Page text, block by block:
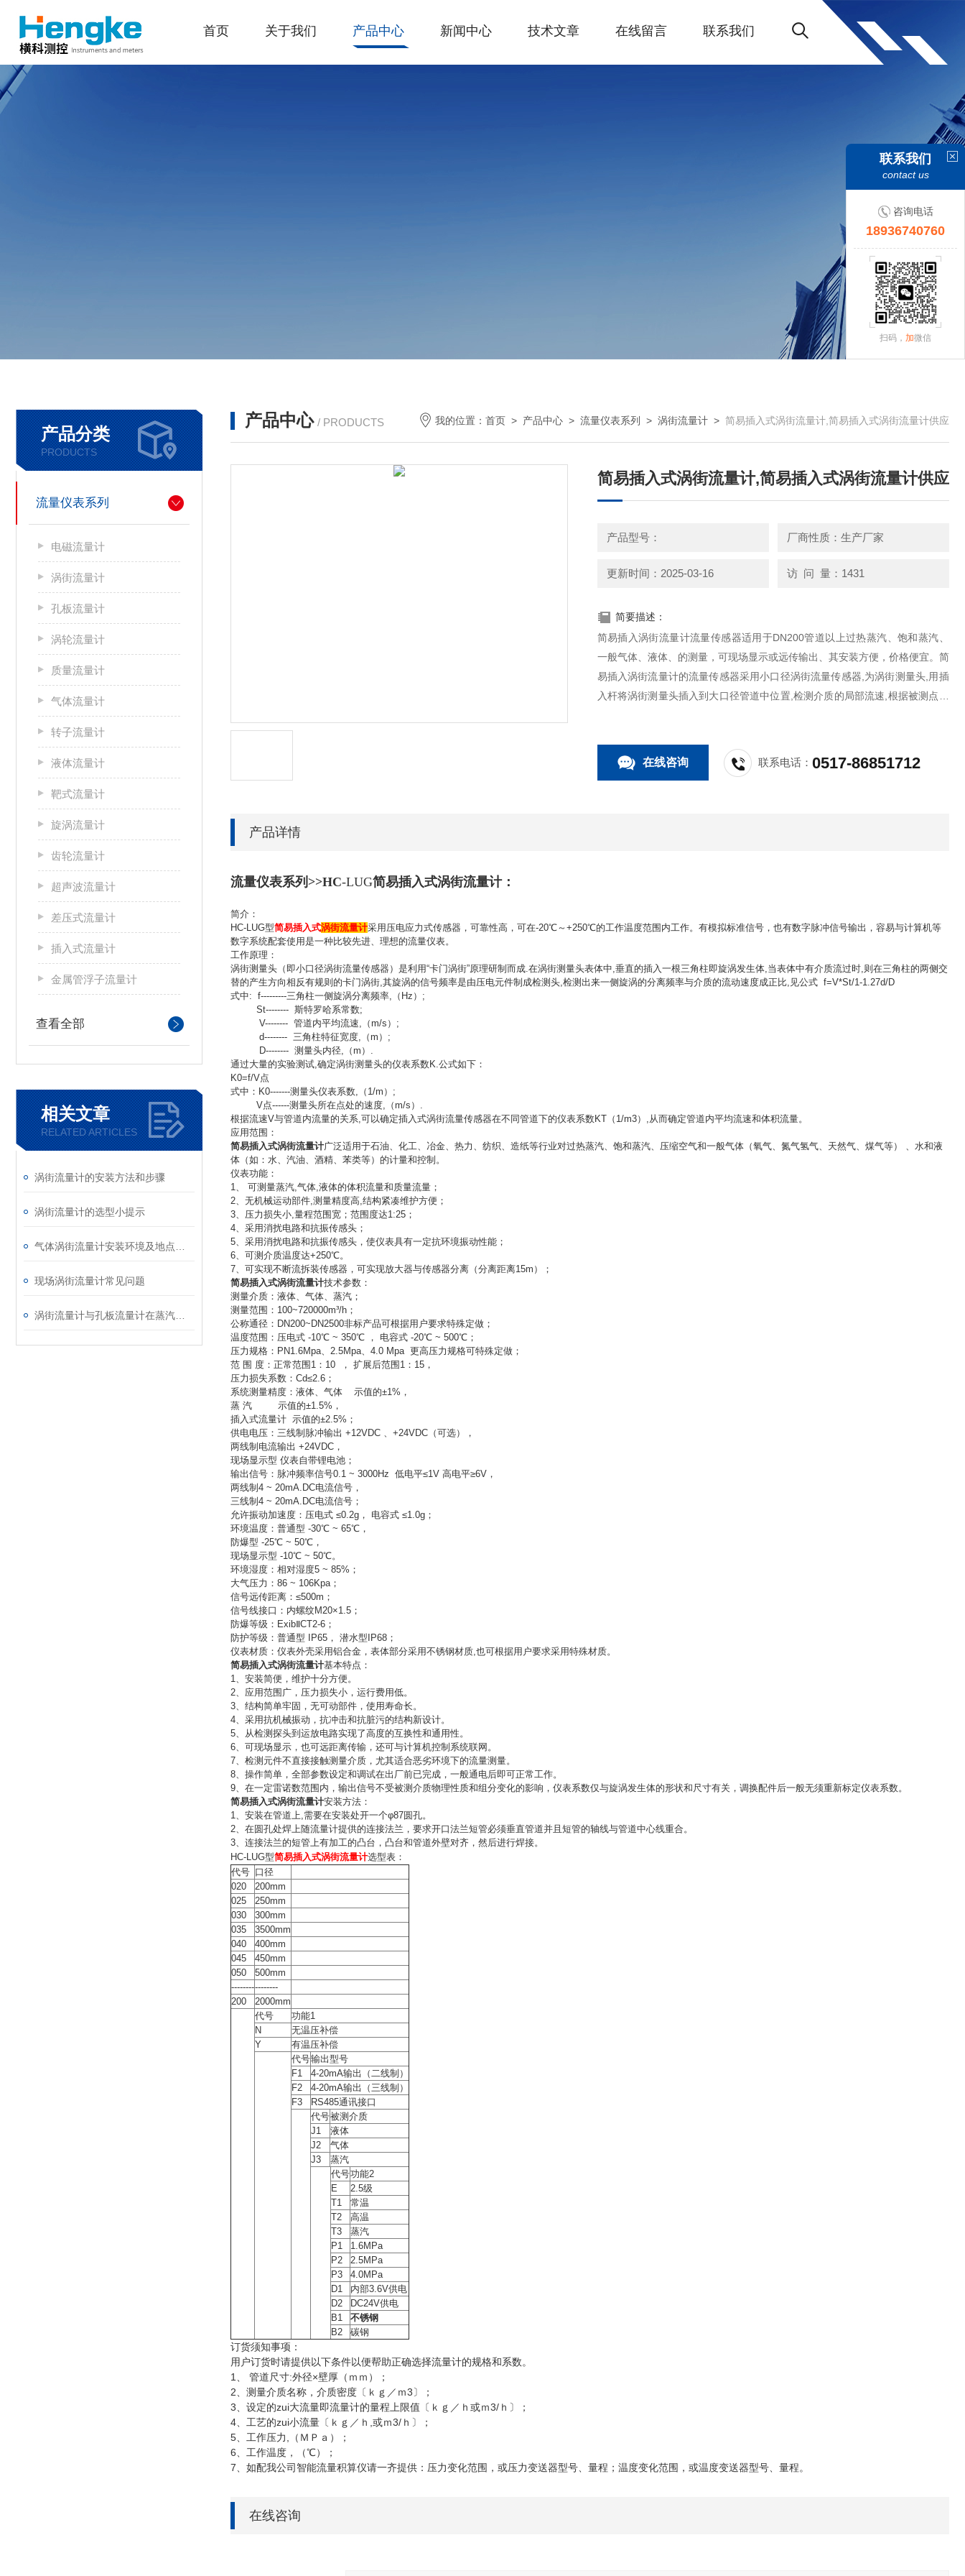
首页 关于我们 产品中心 新闻中心 技术文章 在线留言 联系我们
产品分类
PRODUCTS
流量仪表系列
电磁流量计
涡街流量计
孔板流量计
涡轮流量计
质量流量计
气体流量计
转子流量计
液体流量计
靶式流量计
旋涡流量计
齿轮流量计
超声波流量计
差压式流量计
插入式流量计
金属管浮子流量计
查看全部
相关文章
RELATED ARTICLES
涡街流量计的安装方法和步骤
涡街流量计的选型小提示
现场涡街流量计常见问题
产品中心 / PRODUCTS 我的位置： 首页 > 产品中心 > 流量仪表系列 > 涡街流量计 > 简易插入式涡街流量计,简易插入式涡街流量计供应
简易插入式涡街流量计,简易插入式涡街流量计供应
产品型号： 厂商性质：生产厂家
更新时间：2025-03-16 访 问 量：1431
简要描述：
简易插入涡街流量计流量传感器适用于DN200管道以上过热蒸汽、饱和蒸汽、
一般气体、液体、的测量，可现场显示或远传输出、其安装方便，价格便宜。简
易插入涡街流量计的流量传感器采用小口径涡街流量传感器,为涡街测量头,用插
入杆将涡街测量头插入到大口径管道中位置,检测介质的局部流速,根据被测点的
在线咨询 联系电话：0517-86851712
产品详情
流量仪表系列>>HC-LUG简易插入式涡街流量计：
简介：
HC-LUG型简易插入式涡街流量计采用压电应力式传感器，可靠性高，可在-20℃～+250℃的工作温度范围内工作。有模拟标准信号，也有数字脉冲信号输出，容易与计算机等
数字系统配套使用是一种比较先进、理想的流量仪表。
工作原理：
涡街测量头（即小口径涡街流量传感器）是利用“卡门涡街”原理研制而成.在涡街测量头表体中,垂直的插入一根三角柱即旋涡发生体,当表体中有介质流过时,则在三角柱的两侧交
替的产生方向相反有规则的卡门涡街,其旋涡的信号频率是由压电元件制成检测头,检测出来一侧旋涡的分离频率与介质的流动速度成正比,见公式 f=V*St/1-1.27d/D
式中: f---------三角柱一侧旋涡分离频率,（Hz）;
St-------- 斯特罗哈系常数;
V-------- 管道内平均流速,（m/s）;
d-------- 三角柱特征宽度,（m）;
D-------- 测量头内径,（m）.
通过大量的实验测试,确定涡街测量头的仪表系数K.公式如下：
K0=f/V点
式中：K0-------测量头仪表系数,（1/m）;
V点------测量头所在点处的速度,（m/s）.
根据流速V与管道内流量的关系,可以确定插入式涡街流量传感器在不同管道下的仪表系数KT（1/m3）,从而确定管道内平均流速和体积流量。
应用范围：
简易插入式涡街流量计广泛适用于石油、化工、冶金、热力、纺织、造纸等行业对过热蒸汽、饱和蒸汽、压缩空气和一般气体（氧气、氮气氢气、天然气、煤气等） 、水和液
体（如：水、汽油、酒精、苯类等）的计量和控制。
仪表功能：
1、 可测量蒸汽,气体,液体的体积流量和质量流量；
2、无机械运动部件,测量精度高,结构紧凑维护方便；
3、压力损失小,量程范围宽；范围度达1:25；
4、采用消扰电路和抗振传感头；
5、采用消扰电路和抗振传感头，使仪表具有一定抗环境振动性能；
6、可测介质温度达+250℃。
7、可实现不断流拆装传感器，可实现放大器与传感器分离（分离距离15m）；
简易插入式涡街流量计技术参数：
测量介质：液体、气体、蒸汽；
测量范围：100~720000m³/h；
公称通径：DN200~DN2500非标产品可根据用户要求特殊定做；
温度范围：压电式 -10℃ ~ 350℃ ， 电容式 -20℃ ~ 500℃；
压力规格：PN1.6Mpa、2.5Mpa、4.0 Mpa 更高压力规格可特殊定做；
范 围 度：正常范围1：10 ， 扩展后范围1：15，
压力损失系数：Cd≤2.6；
系统测量精度：液体、气体 示值的±1%，
蒸 汽 示值的±1.5%，
插入式流量计 示值的±2.5%；
供电电压：三线制脉冲输出 +12VDC 、+24VDC（可选），
两线制电流输出 +24VDC，
现场显示型 仪表自带锂电池；
输出信号：脉冲频率信号0.1 ~ 3000Hz 低电平≤1V 高电平≥6V，
两线制4 ~ 20mA.DC电流信号，
三线制4 ~ 20mA.DC电流信号；
允许振动加速度：压电式 ≤0.2g， 电容式 ≤1.0g；
环境温度：普通型 -30℃ ~ 65℃，
防爆型 -25℃ ~ 50℃，
现场显示型 -10℃ ~ 50℃。
环境湿度：相对湿度5 ~ 85%；
大气压力：86 ~ 106Kpa；
信号远传距离：≤500m；
信号线接口：内螺纹M20×1.5；
防爆等级：ExibⅡCT2-6；
防护等级：普通型 IP65， 潜水型IP68；
仪表材质：仪表外壳采用铝合金，表体部分采用不锈钢材质,也可根据用户要求采用特殊材质。
简易插入式涡街流量计基本特点：
1、安装简便，维护十分方便。
2、应用范围广，压力损失小，运行费用低。
3、结构简单牢固，无可动部件，使用寿命长。
4、采用抗机械振动，抗冲击和抗脏污的结构新设计。
5、从检测探头到运放电路实现了高度的互换性和通用性。
6、可现场显示，也可远距离传输，还可与计算机控制系统联网。
7、检测元件不直接接触测量介质，尤其适合恶劣环境下的流量测量。
8、操作简单，全部参数设定和调试在出厂前已完成，一般通电后即可正常工作。
9、在一定雷诺数范围内，输出信号不受被测介质物理性质和组分变化的影响，仪表系数仅与旋涡发生体的形状和尺寸有关，调换配件后一般无须重新标定仪表系数。
简易插入式涡街流量计安装方法：
1、安装在管道上,需要在安装处开一个φ87圆孔。
2、在圆孔处焊上随流量计提供的连接法兰，要求开口法兰短管必须垂直管道并且短管的轴线与管道中心线重合。
3、连接法兰的短管上有加工的凸台，凸台和管道外壁对齐，然后进行焊接。
HC-LUG型简易插入式涡街流量计选型表：
代号 口径
020
200mm
025
250mm
030
300mm
035
3500mm
040
400mm
045
450mm
050
500mm
----------------
200
2000mm
代号
功能1
N
无温压补偿
Y
有温压补偿
代号输出型号
F1
4-20mA输出（二线制）
F2
4-20mA输出（三线制）
F3
RS485通讯接口
代号被测介质
J1
液体
J2
气体
J3
蒸汽
代号功能2
E
2.5级
T1
常温
T2
高温
T3
蒸汽
P1
1.6MPa
P2
2.5MPa
P3
4.0MPa
D1
内部3.6V供电
D2
DC24V供电
B1
不锈钢
B2
碳钢
订货须知事项：
用户订货时请提供以下条件以便帮助正确选择流量计的规格和系数。
1、 管道尺寸:外径×壁厚（ｍｍ）；
2、测量介质名称，介质密度〔ｋｇ／ｍ3〕；
3、设定的zui大流量即流量计的量程上限值〔ｋｇ／ｈ或ｍ3/ｈ〕；
4、工艺的zui小流量〔ｋｇ／ｈ,或ｍ3/ｈ〕；
5、工作压力,（ＭＰａ）；
6、工作温度，（℃）；
7、如配我公司智能流量积算仪请一齐提供：压力变化范围，或压力变送器型号、量程；温度变化范围，或温度变送器型号、量程。
在线咨询
联系我们
contact us
咨询电话
18936740760
扫码， 加微信